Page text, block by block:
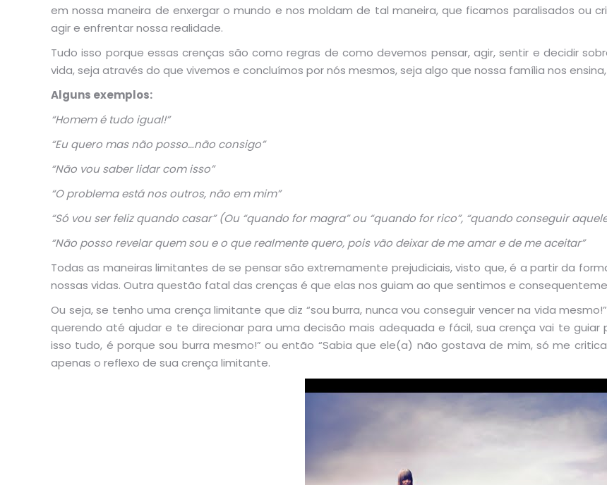
em nossa maneira de enxergar o mundo e nos moldam de tal maneira, que ficamos paralisados ou
agir e enfrentar nossa realidade.
Tudo isso porque essas crenças são como regras de como devemos pensar, agir, sentir e decidir
vida, seja através do que vivemos e concluímos por nós mesmos, seja algo que nossa família nos
Alguns exemplos:
“Homem é tudo igual!”
“Eu quero mas não posso…não consigo”
“Não vou saber lidar com isso”
“O problema está nos outros, não em mim”
“Só vou ser feliz quando casar” (Ou “quando for magra” ou “quando for rico”, “quando conseguir
“Não posso revelar quem sou e o que realmente quero, pois vão deixar de me amar e de me aceitar”
Todas as maneiras limitantes de se pensar são extremamente prejudiciais, visto que, é a partir da
nossas vidas. Outra questão fatal das crenças é que elas nos guiam ao que sentimos e
Ou seja, se tenho uma crença limitante que diz “sou burra, nunca vou conseguir vencer na vida
querendo até ajudar e te direcionar para uma decisão mais adequada e fácil, sua crença vai te guiar
isso tudo, é porque sou burra mesmo!” ou então “Sabia que ele(a) não gostava de mim, só me
apenas o reflexo de sua crença limitante.